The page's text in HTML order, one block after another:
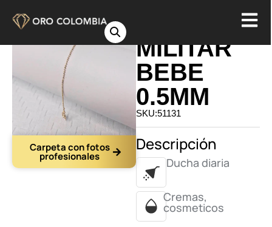
Carpeta con fotos
profesionales
PULSERA
MILITAR
BEBE
0.5MM
SKU:51131
Descripción
Ducha diaria
Cremas,
cosmeticos